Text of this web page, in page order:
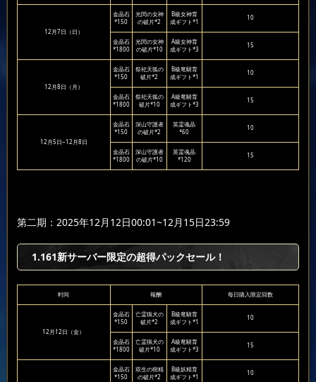
12月7日（日）
金晶石
*150
光閃の女神
の破片*2
B級女神育
成ギフト*1
10
金晶石
*1800
光閃の女神
の破片*10
A級女神育
成ギフト*3
15
12月8日（月）
金晶石
*150
祭祀天狐の
破片*2
B級竜騎育
成ギフト*1
10
金晶石
*1800
祭祀天狐の
破片*10
A級竜騎育
成ギフト*3
15
12月5日~12月8日
金晶石
*150
深山守護者
の破片*2
英霊魂晶
*60
10
金晶石
*1800
深山守護者
の破片*10
英霊魂晶
*120
15
第二期：2025年12月12日00:01~12月15日23:59
1.161新サーバー限定の超得パックセール！
时间 報酬 每日購入限定回数
12月12日（金）
金晶石
*150
亡霊猟犬の
破片*2
B級竜騎育
成ギフト*1
10
金晶石
*1800
亡霊猟犬の
破片*10
A級竜騎育
成ギフト*3
15
金晶石
*150
双生の樹精
の破片*2
B級妖精育
成ギフト*1
10